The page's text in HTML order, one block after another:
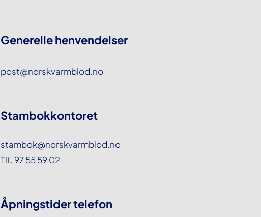
Generelle henvendelser
post@norskvarmblod.no
Stambokkontoret
stambok@norskvarmblod.no
Tlf. 97 55 59 02
Åpningstider telefon